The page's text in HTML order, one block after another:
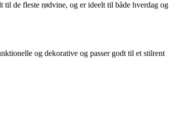
de fleste rødvine, og er ideelt til både hverdag og
og dekorative og passer godt til et stilrent